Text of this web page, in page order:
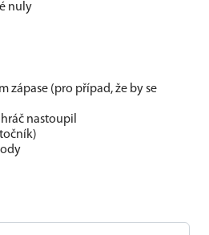
nuly
zápase (pro případ, že by se
nastoupil